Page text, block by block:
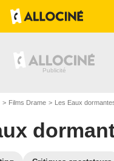
Films Drame Les Eaux